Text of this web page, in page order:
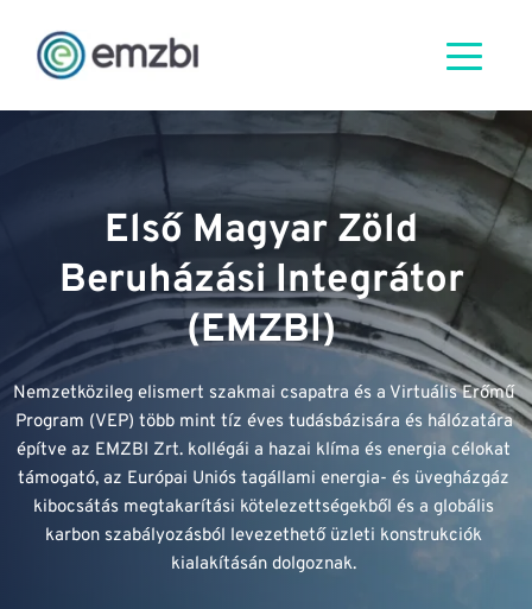
Első Magyar Zöld
Beruházási Integrátor
(EMZBI)
Nemzetközileg elismert szakmai csapatra és a Virtuális Erőmű
Program (VEP) több mint tíz éves tudásbázisára és hálózatára
építve az EMZBI Zrt. kollégái a hazai klíma és energia célokat
támogató, az Európai Uniós tagállami energia- és üvegházgáz
kibocsátás megtakarítási kötelezettségekből és a globális
karbon szabályozásból levezethető üzleti konstrukciók
kialakításán dolgoznak.